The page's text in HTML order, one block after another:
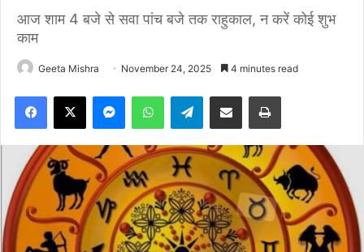
आज शाम 4 बजे से सवा पांच बजे तक राहुकाल, न करें कोई शुभ
काम
Geeta Mishra November 24, 2025 4 minutes read
Facebook
X MessengerWhatsAppTelegramShare via Email Print